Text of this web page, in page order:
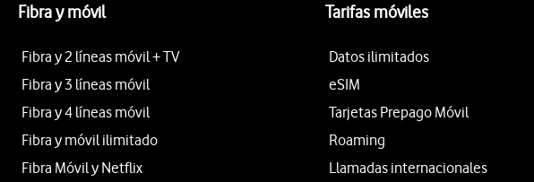
Fibra y móvil
Fibra y 2 líneas móvil + TV
Fibra y 3 líneas móvil
Fibra y 4 líneas móvil
Fibra y móvil ilimitado
Fibra Móvil y Netflix
Tarifas móviles
Datos ilimitados
eSIM
Tarjetas Prepago Móvil
Roaming
Llamadas internacionales